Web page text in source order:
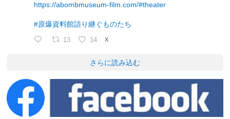
https://abombmuseum-film.com/#theater
#原爆資料館語り継ぐものたち
13 14 X
さらに読み込む